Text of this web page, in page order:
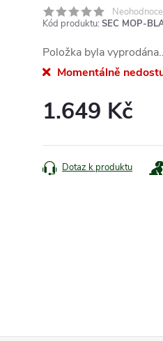
Kód produktu: SEC MOP-
Položka byla
Momentálně
1.649 Kč
cena:
Dotaz k produktu